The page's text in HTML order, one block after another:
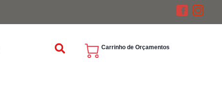
Carrinho de Orçamentos